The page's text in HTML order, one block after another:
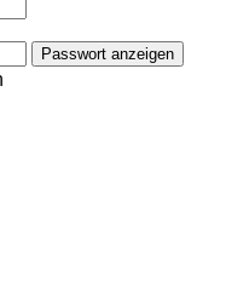
Passwort anzeigen